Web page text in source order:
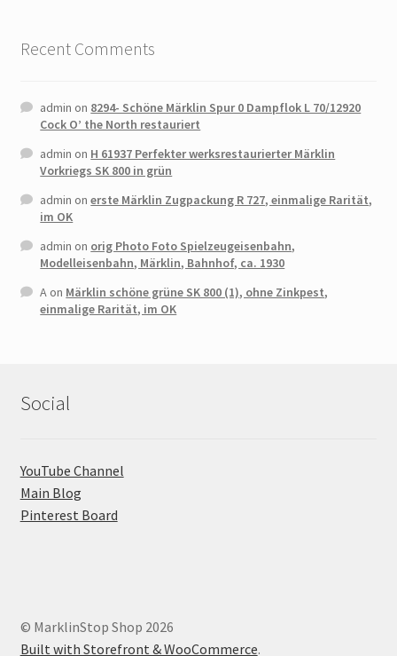
Recent Comments
admin on 8294- Schöne Märklin Spur 0 Dampflok L 70/12920
Cock O’ the North restauriert
admin on H 61937 Perfekter werksrestaurierter Märklin
Vorkriegs SK 800 in grün
admin onerste Märklin Zugpackung R 727, einmalige Rarität,
im OK
admin on orig Photo Foto Spielzeugeisenbahn,
Modelleisenbahn, Märklin, Bahnhof, ca. 1930
Aon Märklin schöne grüne SK 800 (1), ohne Zinkpest,
einmalige Rarität, im OK
Social
YouTube Channel
Main Blog
Pinterest Board
© MarklinStop Shop 2026
Built with Storefront & WooCommerce.